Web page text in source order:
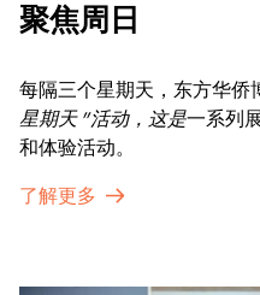
聚焦周日
每隔三个星期天，东方华侨
星期天 "活动，这是一系列
和体验活动。
了解更多